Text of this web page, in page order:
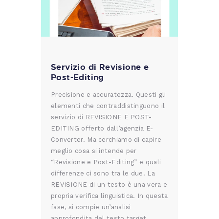
Servizio di Revisione e
Post-Editing
Precisione e accuratezza. Questi gli
elementi che contraddistinguono il
servizio di REVISIONE E POST-
EDITING offerto dall’agenzia E-
Converter. Ma cerchiamo di capire
meglio cosa si intende per
“Revisione e Post-Editing” e quali
differenze ci sono tra le due. La
REVISIONE di un testo è una vera e
propria verifica linguistica. In questa
fase, si compie un’analisi